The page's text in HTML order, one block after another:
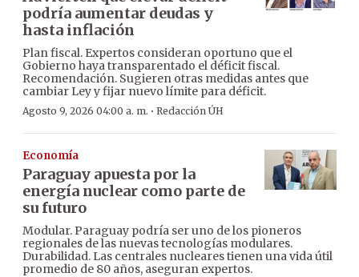
podría aumentar deudas y
hasta inflación
Plan fiscal. Expertos consideran oportuno que el
Gobierno haya transparentado el déficit fiscal.
Recomendación. Sugieren otras medidas antes que
cambiar Ley y fijar nuevo límite para déficit.
Agosto 9, 2026 04:00 a. m. · Redacción ÚH
Economía
Paraguay apuesta por la
energía nuclear como parte de
su futuro
Modular. Paraguay podría ser uno de los pioneros
regionales de las nuevas tecnologías modulares.
Durabilidad. Las centrales nucleares tienen una vida útil
promedio de 80 años, aseguran expertos.